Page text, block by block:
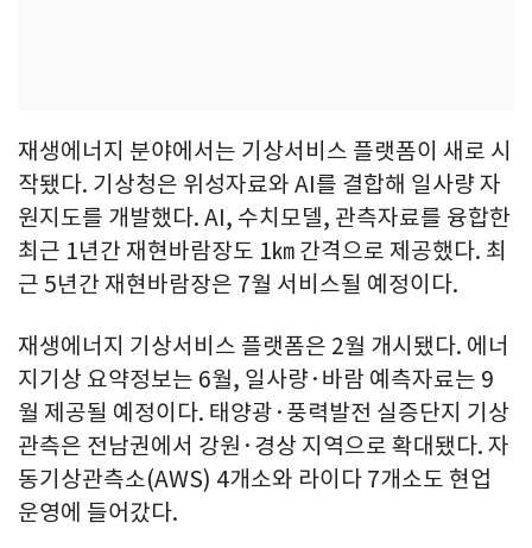
재생에너지 분야에서는 기상서비스 플랫폼이 새로 시
작됐다. 기상청은 위성자료와 AI를 결합해 일사량 자
원지도를 개발했다. AI, 수치모델, 관측자료를 융합한
최근 1년간 재현바람장도 1㎞ 간격으로 제공했다. 최
근 5년간 재현바람장은 7월 서비스될 예정이다.
재생에너지 기상서비스 플랫폼은 2월 개시됐다. 에너
지기상 요약정보는 6월, 일사량·바람 예측자료는 9
월 제공될 예정이다. 태양광·풍력발전 실증단지 기상
관측은 전남권에서 강원·경상 지역으로 확대됐다. 자
동기상관측소(AWS) 4개소와 라이다 7개소도 현업
운영에 들어갔다.